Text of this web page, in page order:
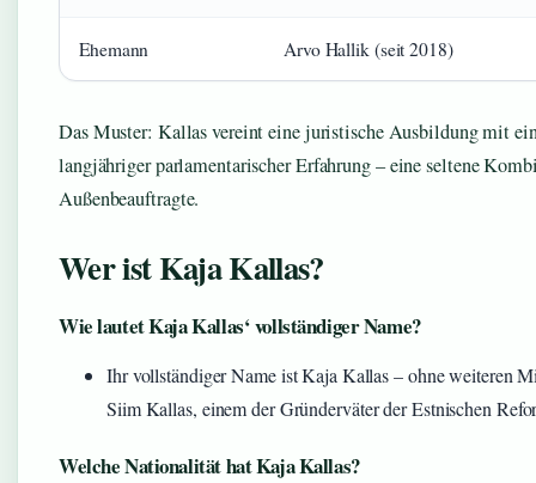
Ehemann Arvo Hallik (seit 2018)
Das Muster: Kallas vereint eine juristische Ausbildung mit
langjähriger parlamentarischer Erfahrung – eine seltene
Außenbeauftragte.
Wer ist Kaja Kallas?
Wie lautet Kaja Kallas‘ vollständiger Name?
Ihr vollständiger Name ist Kaja Kallas – ohne weiteren
Siim Kallas, einem der Gründerväter der Estnischen
Welche Nationalität hat Kaja Kallas?